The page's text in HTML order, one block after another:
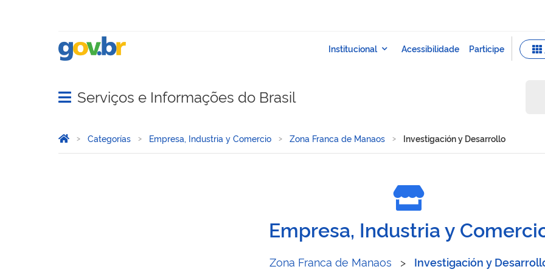
Abrir menu principal de navegação
Serviços e Informações do Brasil
Você está aqui:
InicioCategorías Empresa, Industria y Comercio Zona Franca de Manaos Investigación y Desarrollo
Empresa, Industria y
Zona Franca de Manaos > Investigación y